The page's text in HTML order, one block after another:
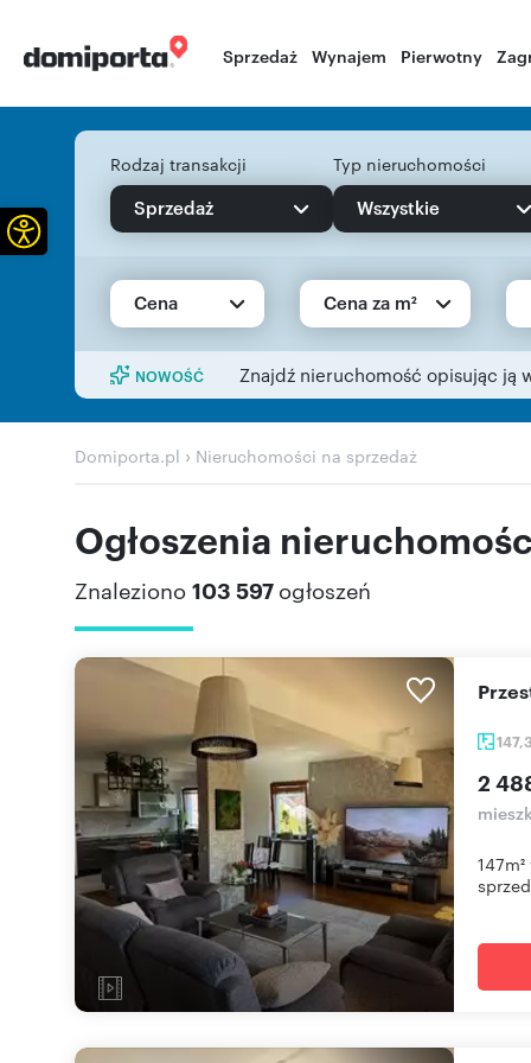
Sprzedaż Wynajem Pierwotny
Rodzaj transakcji
Sprzedaż
Typ nieruchomości
Wszystkie
Cena Cena za m²
NOWOŚĆ Znajdź nieruchomość opisując ją
Domiporta.pl › Nieruchomości na sprzedaż
Ogłoszenia
Znaleziono 103 597 ogłoszeń
2
Otwórz pasek narzędzi